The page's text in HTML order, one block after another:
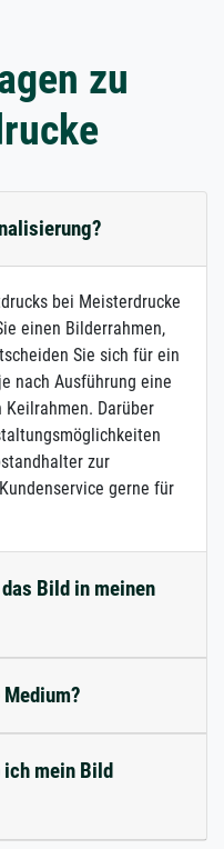
zu
bei Meisterdrucke
einen Bilderrahmen,
Sie sich für ein
nach Ausführung eine
Keilrahmen. Darüber
zur
gerne für
Bild in meinen
mein Bild